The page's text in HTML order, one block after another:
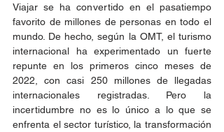
Viajar se ha convertido en el pasatiempo
favorito de millones de personas en todo el
mundo. De hecho, según la OMT, el turismo
internacional ha experimentado un fuerte
repunte en los primeros cinco meses de
2022, con casi 250 millones de llegadas
internacionales registradas. Pero la
incertidumbre no es lo único a lo que se
enfrenta el sector turístico, la transformación